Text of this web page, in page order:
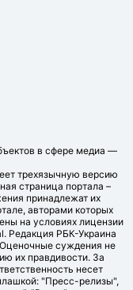
в сфере медиа —
трехязычную версию
страница портала –
принадлежат их
авторами которых
на условиях лицензии
Редакция РБК-Украина
Оценочные суждения не
их правдивости. За
несет
"Пресс-релизы",